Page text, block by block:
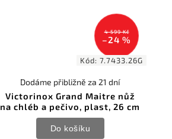
4 599 Kč
–24 %
Kód:7.7433.26G
Victorinox Grand Maitre nůž
na chléb a pečivo, plast, 26 cm
Dodáme přibližně za 21 dní
Do košíku